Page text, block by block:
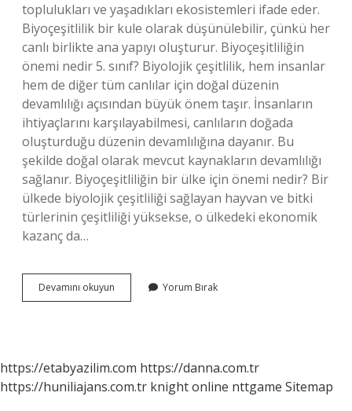
toplulukları ve yaşadıkları ekosistemleri ifade eder.
Biyoçeşitlilik bir kule olarak düşünülebilir, çünkü her
canlı birlikte ana yapıyı oluşturur. Biyoçeşitliliğin
önemi nedir 5. sınıf? Biyolojik çeşitlilik, hem insanlar
hem de diğer tüm canlılar için doğal düzenin
devamlılığı açısından büyük önem taşır. İnsanların
ihtiyaçlarını karşılayabilmesi, canlıların doğada
oluşturduğu düzenin devamlılığına dayanır. Bu
şekilde doğal olarak mevcut kaynakların devamlılığı
sağlanır. Biyoçeşitliliğin bir ülke için önemi nedir? Bir
ülkede biyolojik çeşitliliği sağlayan hayvan ve bitki
türlerinin çeşitliliği yüksekse, o ülkedeki ekonomik
kazanç da…
Devamını okuyun Biyoçeşitlilik
Önemi
Yorum Bırak
https://etabyazilim.com https://danna.com.tr
https://huniliajans.com.tr knight online nttgame Sitemap